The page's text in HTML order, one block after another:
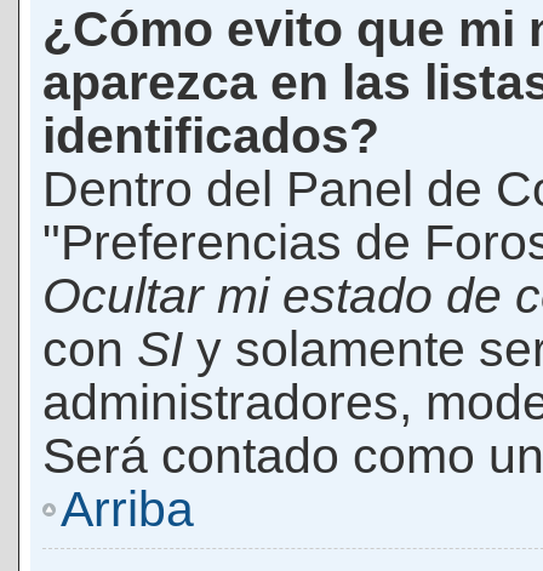
¿Cómo evito que mi
aparezca en las
identificados?
Dentro del Panel de
"Preferencias de
Ocultar mi estado de
con SI y solamente
administradores,
Será contado como
Arriba